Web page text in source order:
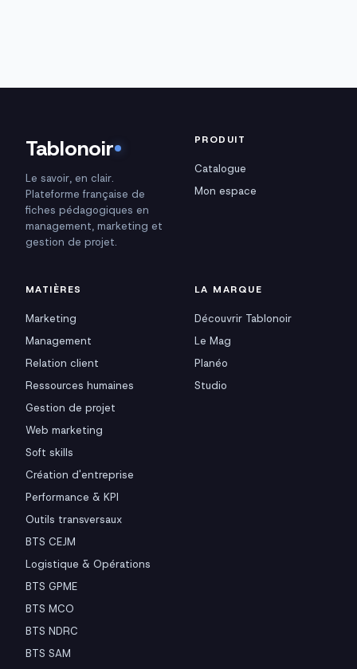
Tablonoir
Le savoir, en clair.
Plateforme française de
fiches pédagogiques en
management, marketing et
gestion de projet.
PRODUIT
Catalogue
Mon espace
MATIÈRES
Marketing
Management
Relation client
Ressources humaines
Gestion de projet
Web marketing
Soft skills
Création d'entreprise
Performance & KPI
Outils transversaux
BTS CEJM
Logistique & Opérations
BTS GPME
BTS MCO
BTS NDRC
BTS SAM
LA MARQUE
Découvrir Tablonoir
Le Mag
Planéo
Studio